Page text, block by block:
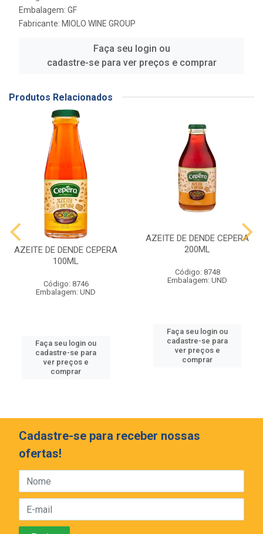
Embalagem: GF
Fabricante: MIOLO WINE GROUP
Faça seu login ou
cadastre-se para ver preços e comprar
Produtos Relacionados
AZEITE DE DENDE CEPERA
100ML
Código: 8746
Embalagem: UND
Faça seu login ou
cadastre-se para
ver preços e
comprar
AZEITE DE DENDE CEPERA
200ML
Código: 8748
Embalagem: UND
Faça seu login ou
cadastre-se para
ver preços e
comprar
Cadastre-se para receber nossas
ofertas!